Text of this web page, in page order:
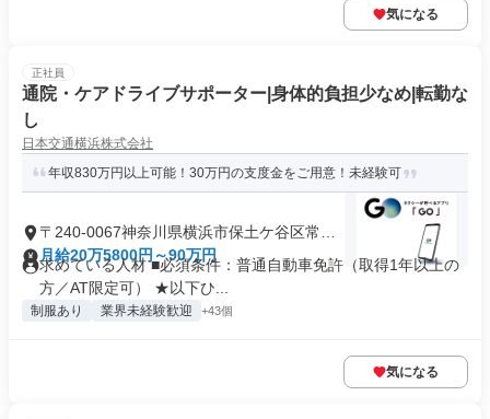
気になる
正社員
通院・ケアドライブサポーター|身体的負担少なめ|転勤な
し
日本交通横浜株式会社
年収830万円以上可能！30万円の支度金をご用意！未経験可
〒240-0067神奈川県横浜市保土ケ谷区常盤
台
月給20万5800円～90万円
求めている人材 ■必須条件：普通自動車免許（取得1年以上の
方／AT限定可） ★以下ひ...
制服あり 業界未経験歓迎 +43個
気になる